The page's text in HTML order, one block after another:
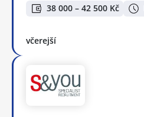
38 000 – 42 500 Kč
včerejší